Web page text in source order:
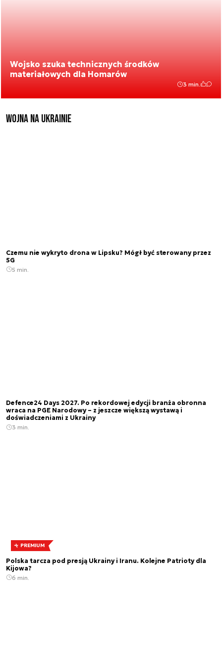
Wojsko szuka technicznych środków
materiałowych dla Homarów
3 min.
Wojna na Ukrainie
Czemu nie wykryto drona w Lipsku? Mógł być sterowany przez
5G
5 min.
Defence24 Days 2027. Po rekordowej edycji branża obronna
wraca na PGE Narodowy – z jeszcze większą wystawą i
doświadczeniami z Ukrainy
3 min.
PREMIUM
Polska tarcza pod presją Ukrainy i Iranu. Kolejne Patrioty dla
Kijowa?
6 min.